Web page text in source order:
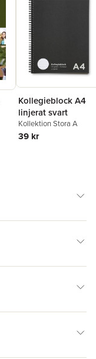
Kollegieblock A4
linjerat svart
Kollektion Stora A
39 kr